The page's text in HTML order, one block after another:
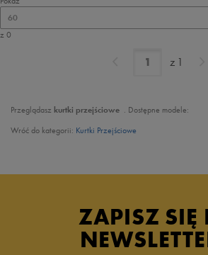
60
z 0
z 1
Przeglądasz kurtki przejściowe . Dostępne modele:
Wróć do kategorii: Kurtki Przejściowe
ZAPISZ SIĘ